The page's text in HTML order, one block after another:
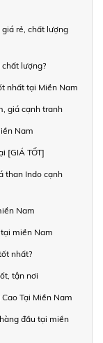
rẻ, chất lượng
lượng?
nhất tại Miền Nam
giá cạnh tranh
Nam
[GIÁ TỐT]
than Indo cạnh
Nam
miền Nam
nhất?
tận nơi
Tại Miền Nam
đầu tại miền